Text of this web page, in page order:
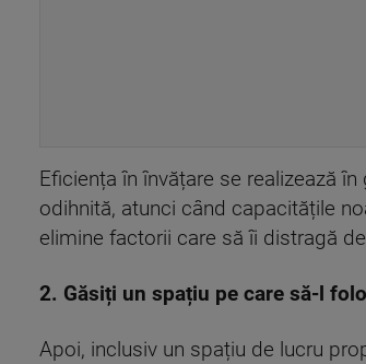
Eficiența în învățare se realizează
odihnită, atunci când capacitățile
elimine factorii care să îi distragă
2. Găsiți un spațiu pe care să-l
Apoi, inclusiv un spațiu de lucru